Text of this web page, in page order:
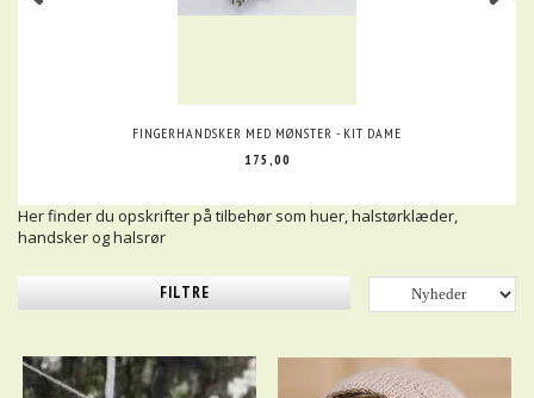
FINGERHANDSKER MED MØNSTER - KIT DAME
175,00
Her finder du opskrifter på tilbehør som huer, halstørklæder,
handsker og halsrør
FILTRE